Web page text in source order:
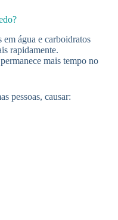
em água e carboidratos
rapidamente.
mais tempo no
pessoas, causar: